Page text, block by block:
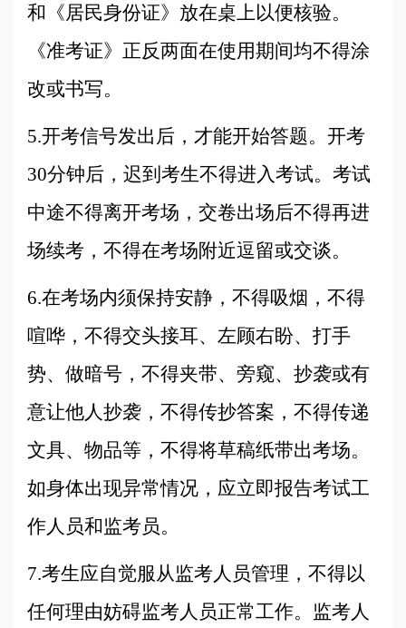
和《居民身份证》放在桌上以便核验。
《准考证》正反两面在使用期间均不得涂
改或书写。
5.开考信号发出后，才能开始答题。 开考
30分钟后，迟到考生不得进入考试。考试
中途不得离开考场，交卷出场后不得再进
场续考，不得在考场附近逗留或交谈。
6.在考场内须保持安静，不得吸烟，不得
喧哗，不得交头接耳、左顾右盼、打手
势、做暗号，不得夹带、旁窥、抄袭或有
意让他人抄袭，不得传抄答案，不得传递
文具、物品等，不得将草稿纸带出考场。
如身体出现异常情况，应立即报告考试工
作人员和监考员。
7.考生应自觉服从监考人员管理，不得以
任何理由妨碍监考人员正常工作。监考人